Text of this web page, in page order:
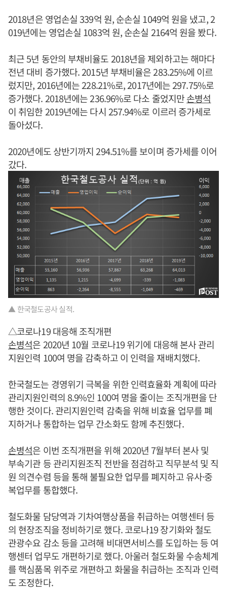
2018년은 영업손실 339억 원, 순손실 1049억 원을 냈고, 2
019년에는 영업손실 1083억 원, 순손실 2164억 원을 봤다.
최근 5년 동안의 부채비율도 2018년을 제외하고는 해마다
전년 대비 증가했다. 2015년 부채비율은 283.25%에 이르
렀지만, 2016년에는 228.21%로, 2017년에는 297.75%로
증가했다. 2018년에는 236.96%로 다소 줄었지만손병석
이 취임한 2019년에는 다시 257.94%로 이르러 증가세로
돌아섰다.
2020년에도 상반기까지 294.51%를 보이며 증가세를 이어
갔다.
▲ 한국철도공사 실적.
△코로나19 대응해 조직개편
손병석은 2020년 10월 코로나19 위기에 대응해 본사 관리
지원인력 100여 명을 감축하고 이 인력을 재배치했다.
한국철도는 경영위기 극복을 위한 인력효율화 계획에 따라
관리지원인력의 8.9%인 100여 명을 줄이는 조직개편을 단
행한 것이다. 관리지원인력 감축을 위해 비효율 업무를 폐
지하거나 통합하는 업무 간소화도 함께 추진했다.
손병석은 이번 조직개편을 위해 2020년 7월부터 본사 및
부속기관 등 관리지원조직 전반을 점검하고 직무분석 및 직
원 의견수렴 등을 통해 불필요한 업무를 폐지하고 유사·중
복업무를 통합했다.
철도화물 담당역과 기차여행상품을 취급하는 여행센터 등
의 현장조직을 정비하기로 했다. 코로나19 장기화와 철도
관광수요 감소 등을 고려해 비대면서비스를 도입하는 등 여
행센터 업무도 개편하기로 했다. 아울러 철도화물 수송체계
를 핵심품목 위주로 개편하고 화물을 취급하는 조직과 인력
도 조정한다.